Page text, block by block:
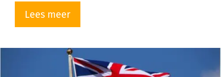
Lees meer